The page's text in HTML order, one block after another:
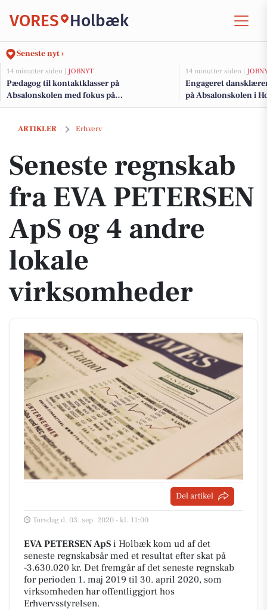
VORES Holbæk
Seneste nyt ›
14 minutter siden | JOBNYT
Pædagog til kontaktklasser på
Absalonskolen med fokus på
specialpædagogik og inklusion
14 minutter siden |
Engageret
på Absalonskolen i
ARTIKLER Erhverv
Seneste regnskab fra EVA PETERSEN ApS og 4 andre lokale
Seneste regnskab
fra EVA PETERSEN
ApS og 4 andre
lokale
virksomheder
Del artikel
Torsdag d. 03. sep. 2020 - kl. 11:00
EVA PETERSEN ApS i Holbæk kom ud af det
seneste regnskabsår med et resultat efter skat på
-3.630.020 kr. Det fremgår af det seneste regnskab
for perioden 1. maj 2019 til 30. april 2020, som
virksomheden har offentliggjort hos
Erhvervsstyrelsen.